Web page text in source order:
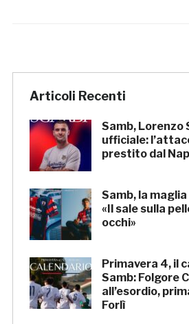
Articoli Recenti
Samb, Lorenzo
ufficiale:
prestito dal
Samb, la
«Il sale sulla
occhi»
Primavera 4, il
Samb: Folgore
all’esordio,
Forlì